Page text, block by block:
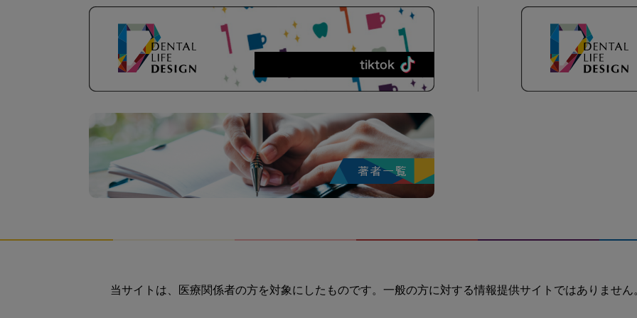
当サイトは、医療関係者の方を対象にしたものです。一般の方に対する情報提供サイトではありません